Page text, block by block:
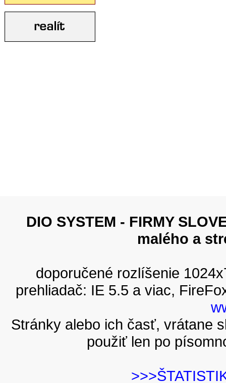
DIO SYSTEM - FIRMY
malého a
doporučené rozlíšenie
prehliadač: IE 5.5 a viac,
Stránky alebo ich časť, vrátane
použiť len po